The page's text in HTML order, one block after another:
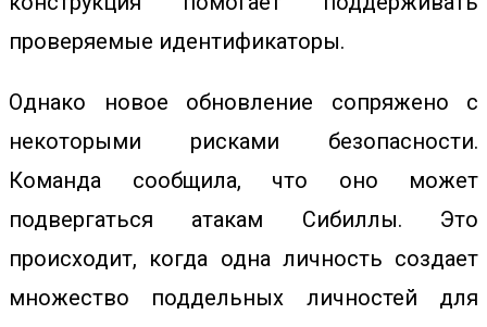
проверяемые идентификаторы.
Однако новое обновление сопряжено с
некоторыми рисками безопасности.
Команда сообщила, что оно может
подвергаться атакам Сибиллы. Это
происходит, когда одна личность создает
множество поддельных личностей для